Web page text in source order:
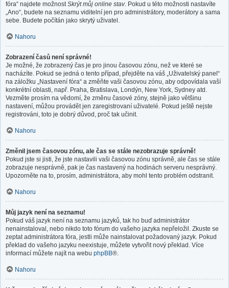
fóra“ najdete možnostSkrýt můj online stav. Pokud u této možnosti nastavíte
„Ano“, budete na seznamu viditelní jen pro administrátory, moderátory a sama
sebe. Budete počítán jako skrytý uživatel.
Nahoru
Zobrazení časů není správné!
Je možné, že zobrazený čas je pro jinou časovou zónu, než ve které se
nacházíte. Pokud se jedná o tento případ, přejděte na váš „Uživatelský panel“
na záložku „Nastavení fóra“ a změňte vaši časovou zónu, aby odpovídala vaší
konkrétní oblasti, např. Praha, Bratislava, Londýn, New York, Sydney atd.
Vezměte prosím na vědomí, že změnu časové zóny, stejně jako většinu
nastavení, můžou provádět jen zaregistrovaní uživatelé. Pokud ještě nejste
registrováni, toto je dobrý důvod, proč tak učinit.
Nahoru
Změnil jsem časovou zónu, ale čas se stále nezobrazuje správně!
Pokud jste si jisti, že jste nastavili vaši časovou zónu správně, ale čas se stále
zobrazuje nesprávně, pak je čas nastavený na hodinách serveru nesprávný.
Upozorněte na to, prosím, administrátora, aby mohl tento problém odstranit.
Nahoru
Můj jazyk není na seznamu!
Pokud váš jazyk není na seznamu jazyků, tak ho buď administrátor
nenainstaloval, nebo nikdo toto fórum do vašeho jazyka nepřeložil. Zkuste se
zeptat administrátora fóra, jestli může nainstalovat požadovaný jazyk. Pokud
překlad do vašeho jazyku neexistuje, můžete vytvořit nový překlad. Více
informací můžete najít na webu phpBB®.
Nahoru